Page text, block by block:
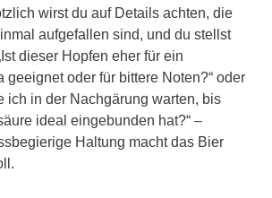
wirst du auf Details achten, die
aufgefallen sind, und du stellst
dieser Hopfen eher für ein
geeignet oder für bittere Noten?“ oder
ich in der Nachgärung warten, bis
ideal eingebunden hat?“ –
Haltung macht das Bier